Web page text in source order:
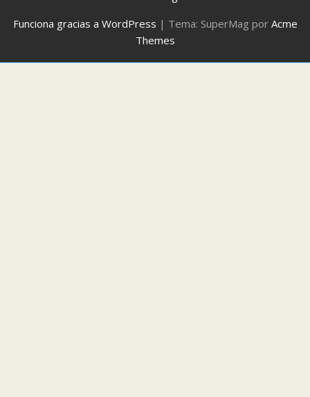
Funciona gracias a WordPress | Tema: SuperMag por Acme
Themes